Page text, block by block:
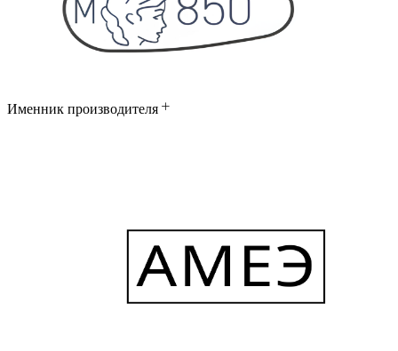
Именник производителя